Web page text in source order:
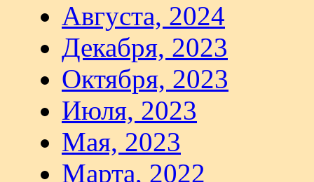
Августа, 2024
Декабря, 2023
Октября, 2023
Июля, 2023
Мая, 2023
Марта, 2022